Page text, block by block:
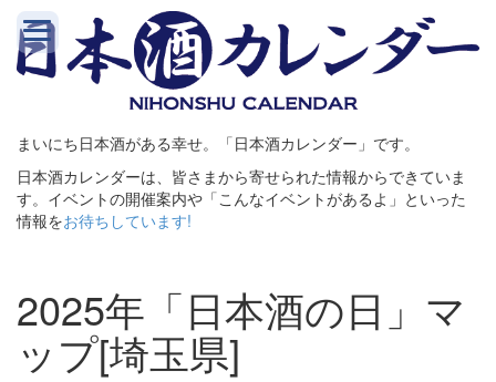
まいにち日本酒がある幸せ。「日本酒カレンダー」です。
日本酒カレンダーは、皆さまから寄せられた情報からできていま
す。イベントの開催案内や「こんなイベントがあるよ」といった
情報をお待ちしています!
2025年「日本酒の日」マ
ップ[埼玉県]